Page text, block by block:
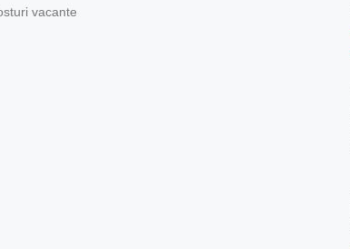
vacante